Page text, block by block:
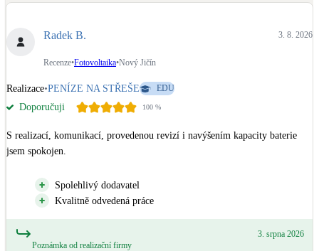
Šedá i černá odpadní voda
Kamna / krby
Radek B. 3. 8. 2026
Recenze•Fotovoltaika•Nový Jičín
Realizace•PENÍZE NA STŘEŠE EDU
Doporučuji 100 %
S realizací, komunikací, provedenou revizí i navýšením kapacity baterie
jsem spokojen.
Spolehlivý dodavatel
Kvalitně odvedená práce
Poznámka od realizační firmy
3. srpna 2026